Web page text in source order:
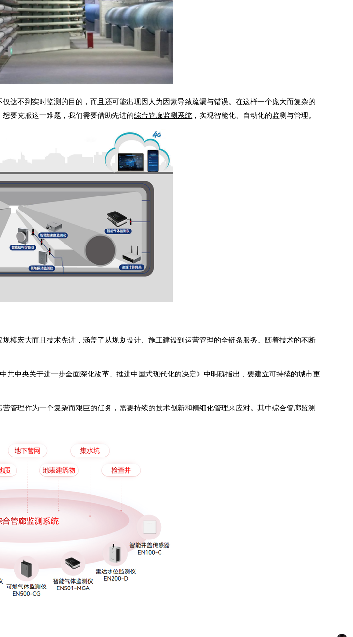
达不到实时监测的目的，而且还可能出现因人为因素导致疏漏与错误。在这样一个庞大而复杂的
要克服这一难题，我们需要借助先进的综合管廊监测系统 ，实现智能化、自动化的监测与管理。
模宏大而且技术先进，涵盖了从规划设计、施工建设到运营管理的全链条服务。随着技术的不断
共中央关于进一步全面深化改革、推进中国式现代化的决定》中明确指出，要建立可持续的城市更
管理作为一个复杂而艰巨的任务，需要持续的技术创新和精细化管理来应对。其中综合管廊监测